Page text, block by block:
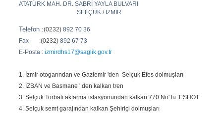
ATATÜRK MAH. DR. SABRİ YAYLA BULVARI
SELÇUK / İZMİR
Telefon :(0232) 892 70 36
Fax :(0232) 892 67 73
E-Posta : izmirdhs17@saglik.gov.tr
1. İzmir otogarından ve Gaziemir 'den Selçuk Efes dolmuşları
2. İZBAN ve Basmane ' den kalkan tren
3. Selçuk Torbalı aktarma istasyonundan kalkan 770 No' lu ESHOT
4. Selçuk semt garajından kalkan Şehiriçi dolmuşları